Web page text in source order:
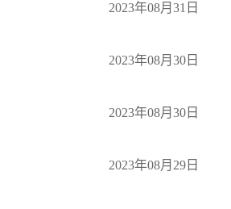
2023年08月31日
2023年08月30日
2023年08月30日
2023年08月29日